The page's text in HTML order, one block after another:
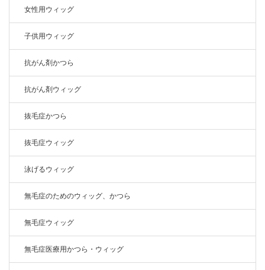
女性用ウィッグ
子供用ウィッグ
抗がん剤かつら
抗がん剤ウィッグ
抜毛症かつら
抜毛症ウィッグ
泳げるウィッグ
無毛症のためのウィッグ、かつら
無毛症ウィッグ
無毛症医療用かつら・ウィッグ